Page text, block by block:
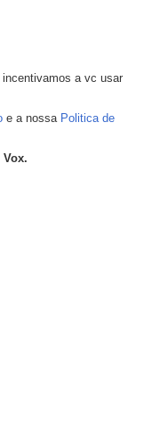
a vc usar
e a nossa Politica de